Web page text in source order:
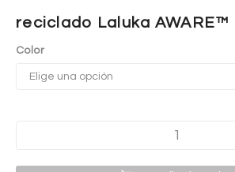
reciclado Laluka AWARE™
Color